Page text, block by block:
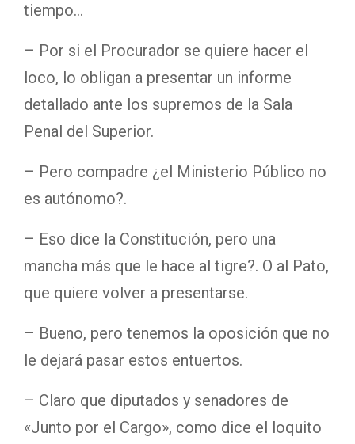
tiempo…
– Por si el Procurador se quiere hacer el
loco, lo obligan a presentar un informe
detallado ante los supremos de la Sala
Penal del Superior.
– Pero compadre ¿el Ministerio Público no
es autónomo?.
– Eso dice la Constitución, pero una
mancha más que le hace al tigre?. O al Pato,
que quiere volver a presentarse.
– Bueno, pero tenemos la oposición que no
le dejará pasar estos entuertos.
– Claro que diputados y senadores de
«Junto por el Cargo», como dice el loquito